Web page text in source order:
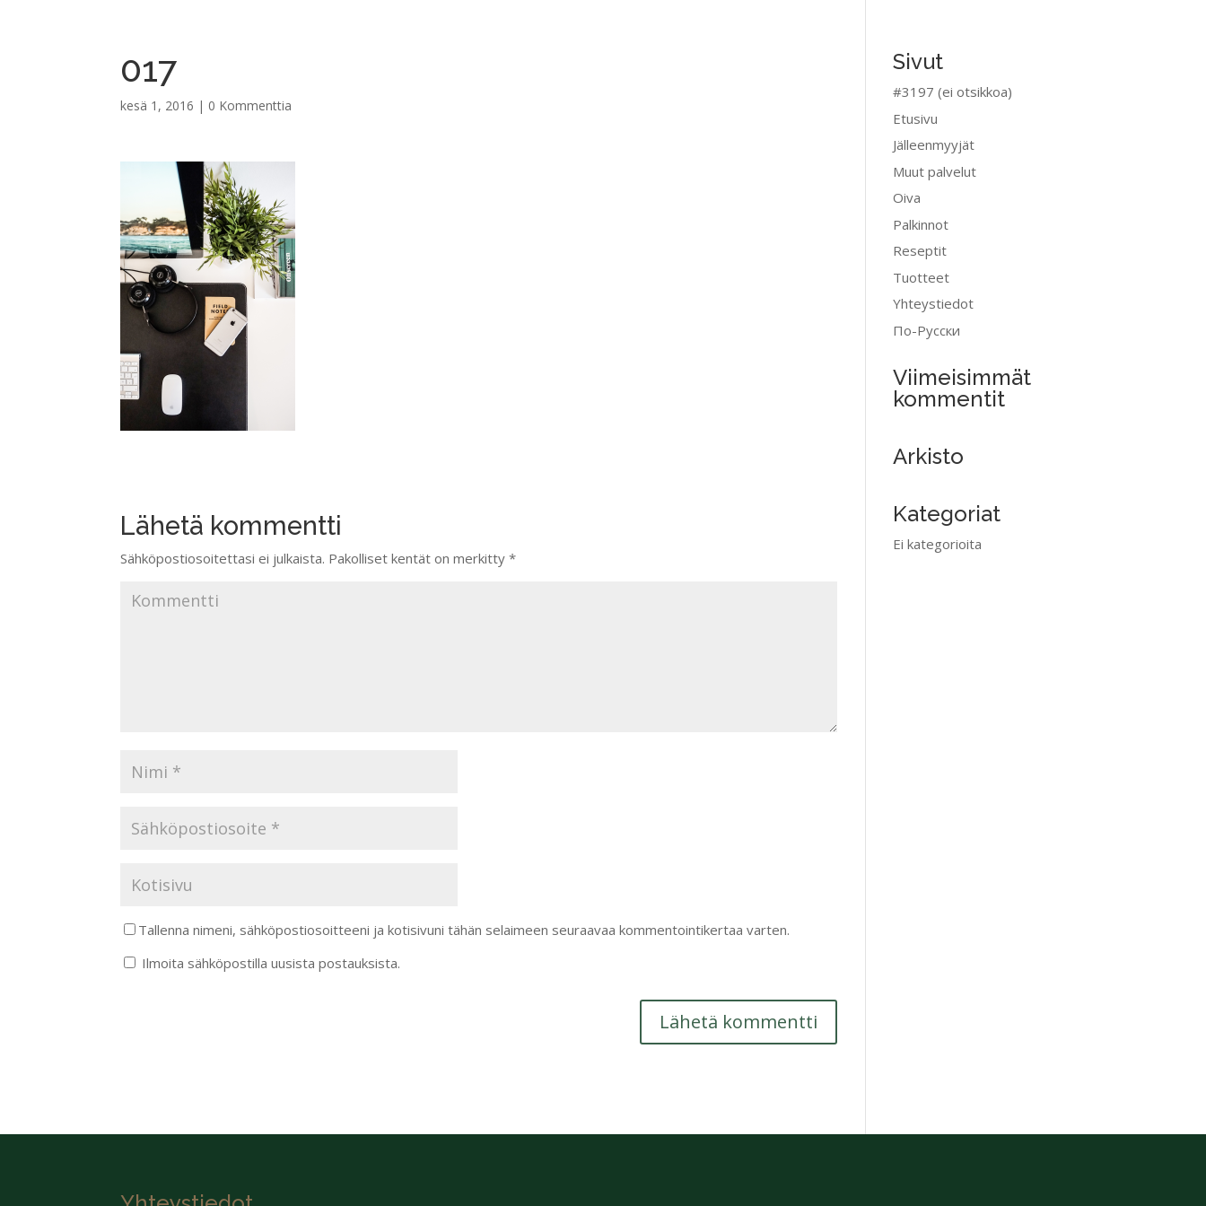
017
kesä 1, 2016 | 0 Kommenttia
Lähetä kommentti
Sähköpostiosoitettasi ei julkaista. Pakolliset kentät on merkitty*
Tallenna nimeni, sähköpostiosoitteeni ja kotisivuni tähän selaimeen seuraavaa kommentointikertaa varten.
Ilmoita sähköpostilla uusista postauksista.
Sivut
#3197 (ei otsikkoa)
Etusivu
Jälleenmyyjät
Muut palvelut
Oiva
Palkinnot
Reseptit
Tuotteet
Yhteystiedot
По-Pусски
Viimeisimmät
kommentit
Arkisto
Kategoriat
Ei kategorioita